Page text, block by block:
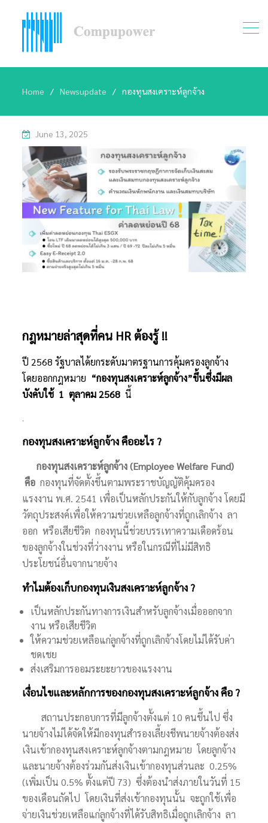
Home Newsupdate กองทุนสงเคราะห์ลูกจ้าง
June 13, 2025
กฎหมายล่าสุดที่คน HR ต้องรู้ !!
ปี 2568 รัฐบาลได้ยกระดับมาตรฐานการคุ้มครองลูกจ้าง
โดยออกกฎหมาย “กองทุนสงเคราะห์ลูกจ้าง”ขึ้นซึ่งมีผล
บังคับใช้ 1 ตุลาคม 2568 นี้
.
กองทุนสงเคราะห์ลูกจ้าง คืออะไร ?
กองทุนสงเคราะห์ลูกจ้าง (Employee Welfare Fund)
คือ กองทุนที่จัดตั้งขึ้นตามพระราชบัญญัติคุ้มครอง
แรงงาน พ.ศ. 2541 เพื่อเป็นหลักประกันให้กับลูกจ้าง โดยมี
วัตถุประสงค์เพื่อให้ความช่วยเหลือลูกจ้างที่ถูกเลิกจ้าง ลา
ออก หรือเสียชีวิต กองทุนนี้ช่วยบรรเทาความเดือดร้อน
ของลูกจ้างในช่วงที่ว่างงาน หรือในกรณีที่ไม่มีสิทธิ
ประโยชน์อื่นจากนายจ้าง
ทำไมต้องเก็บกองทุนเงินสงเคราะห์ลูกจ้าง ?
เป็นหลักประกันทางการเงินสำหรับลูกจ้างเมื่อออกจาก
งาน หรือเสียชีวิต
ให้ความช่วยเหลือแก่ลูกจ้างที่ถูกเลิกจ้างโดยไม่ได้รับค่า
ชดเชย
ส่งเสริมการออมระยะยาวของแรงงาน
เงื่อนไขและหลักการของกองทุนสงเคราะห์ลูกจ้าง คือ ?
สถานประกอบการที่มีลูกจ้างตั้งแต่ 10 คนขึ้นไป ซึ่ง
นายจ้างไม่ได้จัดให้มีกองทุนสำรองเลี้ยงชีพนายจ้างต้องส่ง
เงินเข้ากองทุนสงเคราะห์ลูกจ้างตามกฎหมาย โดยลูกจ้าง
และนายจ้างต้องร่วมกันส่งเงินเข้ากองทุนส่วนละ 0.25%
(เพิ่มเป็น 0.5% ตั้งแต่ปี 73) ซึ่งต้องนำส่งภายในวันที่ 15
ของเดือนถัดไป โดยเงินที่ส่งเข้ากองทุนนั้น จะถูกใช้เพื่อ
จ่ายเงินช่วยเหลือแก่ลูกจ้างที่ได้รับสิทธิเมื่อถูกเลิกจ้าง ลา